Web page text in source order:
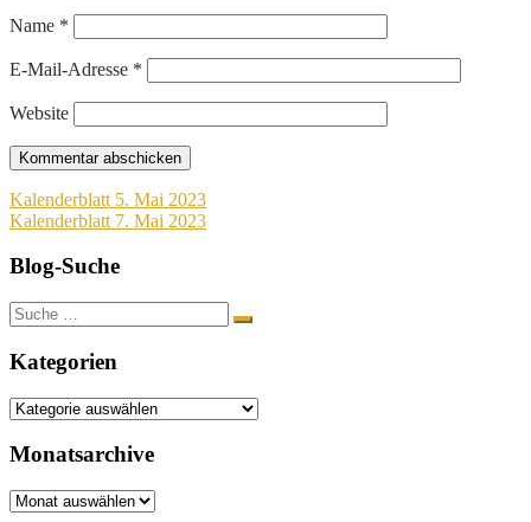
Name *
E-Mail-Adresse *
Website
Beitragsnavigation
Kalenderblatt 5. Mai 2023
Kalenderblatt 7. Mai 2023
Blog-Suche
Suche
nach:
Kategorien
Kategorien
Monatsarchive
Monatsarchive